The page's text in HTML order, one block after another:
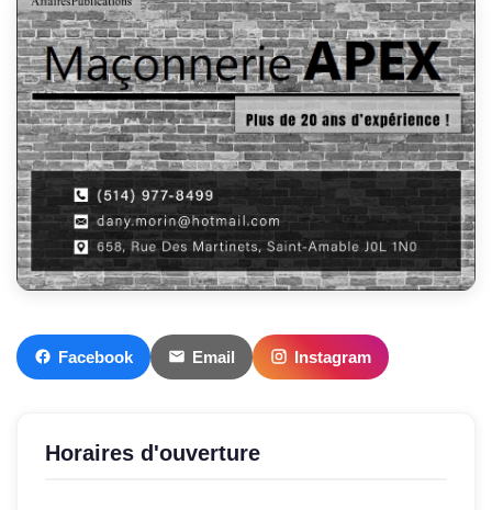
Facebook Email Instagram
Horaires d'ouverture